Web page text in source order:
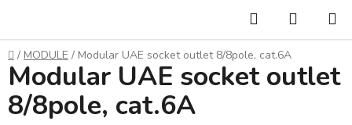
springen
Suchen
Startseite
/ MODULE / Modular UAE socket outlet 8/8pole, cat.6A
Modular UAE socket outlet
8/8pole, cat.6A